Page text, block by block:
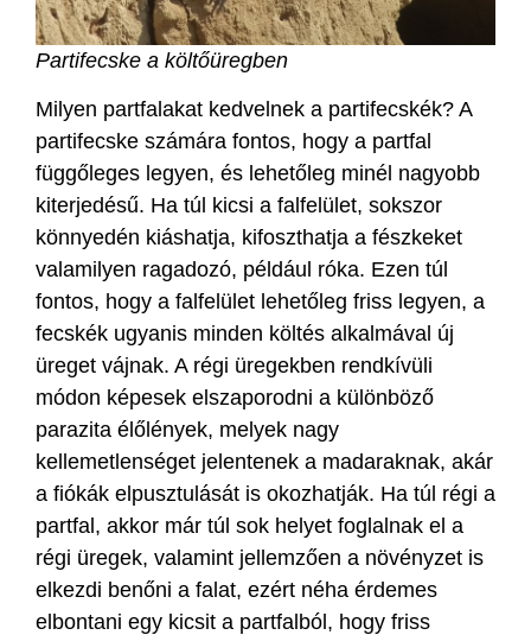
Partifecske a költőüregben
Milyen partfalakat kedvelnek a partifecskék? A
partifecske számára fontos, hogy a partfal
függőleges legyen, és lehetőleg minél nagyobb
kiterjedésű. Ha túl kicsi a falfelület, sokszor
könnyedén kiáshatja, kifoszthatja a fészkeket
valamilyen ragadozó, például róka. Ezen túl
fontos, hogy a falfelület lehetőleg friss legyen, a
fecskék ugyanis minden költés alkalmával új
üreget vájnak. A régi üregekben rendkívüli
módon képesek elszaporodni a különböző
parazita élőlények, melyek nagy
kellemetlenséget jelentenek a madaraknak, akár
a fiókák elpusztulását is okozhatják. Ha túl régi a
partfal, akkor már túl sok helyet foglalnak el a
régi üregek, valamint jellemzően a növényzet is
elkezdi benőni a falat, ezért néha érdemes
elbontani egy kicsit a partfalból, hogy friss